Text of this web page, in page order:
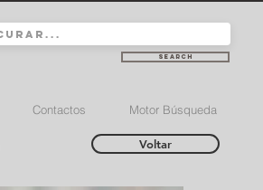
Search
Contactos Motor Búsqueda
Voltar